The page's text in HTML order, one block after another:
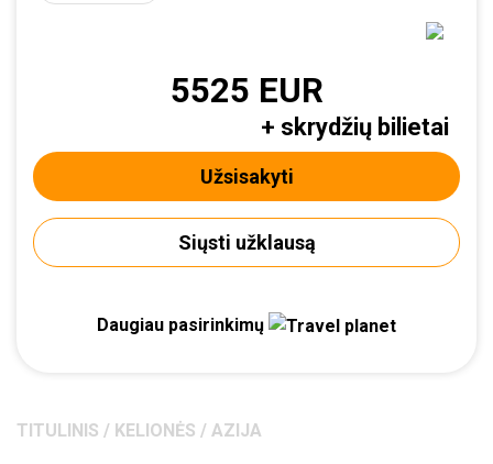
TITULINIS / KELIONĖS / AZIJA
5525 EUR
+ skrydžių bilietai
Užsisakyti
Siųsti užklausą
Daugiau pasirinkimų